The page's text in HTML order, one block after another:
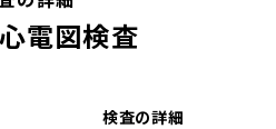
電図検査
検査の詳細